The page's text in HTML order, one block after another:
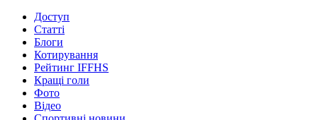
Доступ
Статті
Блоги
Котирування
Рейтинг IFFHS
Кращі голи
Фото
Відео